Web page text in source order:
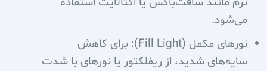
می‌شود.
نورهای مکمل (Fill Light): برای کاهش
سایه‌های شدید، از ریفلکتور یا نورهای با شدت